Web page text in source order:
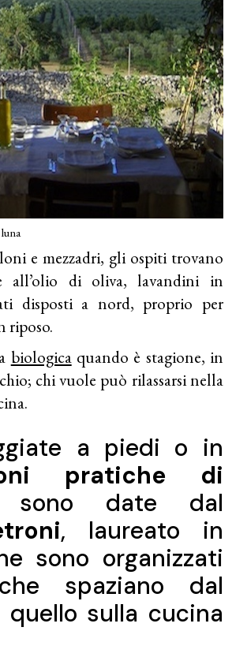
e mezzadri, gli ospiti trovano
all’olio di oliva, lavandini in
disposti a nord, proprio per
riposo.
biologicaquando è stagione, in
chi vuole può rilassarsi nella
a piedi o in
pratiche di
date dal
, laureato in
sono organizzati
spaziano dal
quello sulla cucina